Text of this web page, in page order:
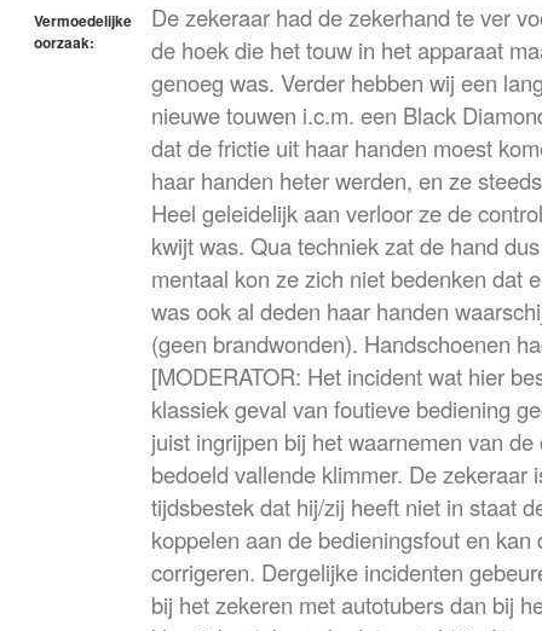
Vermoedelijke
oorzaak:
De zekeraar had de zekerhand te ver
de hoek die het touw in het apparaat
genoeg was. Verder hebben wij een
nieuwe touwen i.c.m. een Black
dat de frictie uit haar handen moest
haar handen heter werden, en ze
Heel geleidelijk aan verloor ze de
kwijt was. Qua techniek zat de hand
mentaal kon ze zich niet bedenken dat
was ook al deden haar handen
(geen brandwonden). Handschoenen
[MODERATOR: Het incident wat hier
klassiek geval van foutieve bediening
juist ingrijpen bij het waarnemen van
bedoeld vallende klimmer. De zekeraar
tijdsbestek dat hij/zij heeft niet in staat
koppelen aan de bedieningsfout en kan
corrigeren. Dergelijke incidenten
bij het zekeren met autotubers dan bij